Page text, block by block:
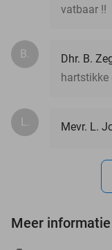
vatbaar !!
B.
Dhr. B.
hartstikke
L. Mevr. L.
Meer informatie